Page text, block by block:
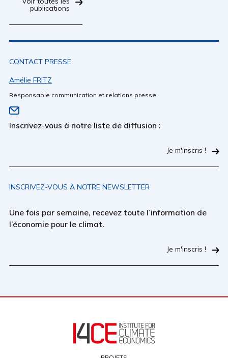
publications
CONTACT PRESSE
Amélie FRITZ
Responsable communication et relations presse
Inscrivez-vous à notre liste de diffusion :
Je m'inscris !
INSCRIVEZ-VOUS À NOTRE NEWSLETTER
Une fois par semaine, recevez toute l’information de
l’économie pour le climat.
Je m'inscris !